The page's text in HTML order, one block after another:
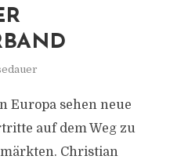
Europa sehen neue
auf dem Weg zu
Christian